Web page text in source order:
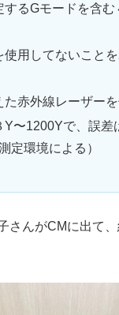
するGモードを含
使用してないこと
た赤外線レーザーを
Y〜1200Yで、誤差
定環境による）
さんがCMに出て